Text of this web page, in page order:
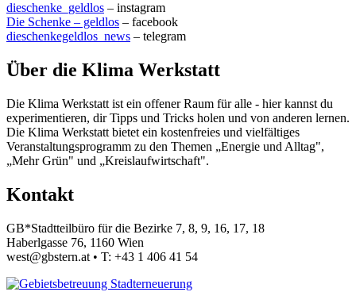
dieschenke_geldlos – instagram
Die Schenke – geldlos – facebook
dieschenkegeldlos_news – telegram
Über die Klima Werkstatt
Die Klima Werkstatt ist ein offener Raum für alle - hier kannst du
experimentieren, dir Tipps und Tricks holen und von anderen lernen.
Die Klima Werkstatt bietet ein kostenfreies und vielfältiges
Veranstaltungsprogramm zu den Themen „Energie und Alltag",
„Mehr Grün" und „Kreislaufwirtschaft".
Kontakt
GB*Stadtteilbüro für die Bezirke 7, 8, 9, 16, 17, 18
Haberlgasse 76, 1160 Wien
west@gbstern.at • T: +43 1 406 41 54